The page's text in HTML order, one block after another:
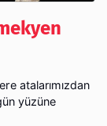
atalarımızdan
yüzüne